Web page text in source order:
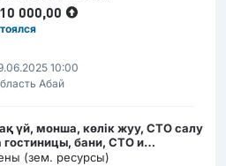
000,00
10:00
Абай
үй, монша, көлік жуу, СТО салу
гостиницы, бани, СТО и
(зем. ресурсы)